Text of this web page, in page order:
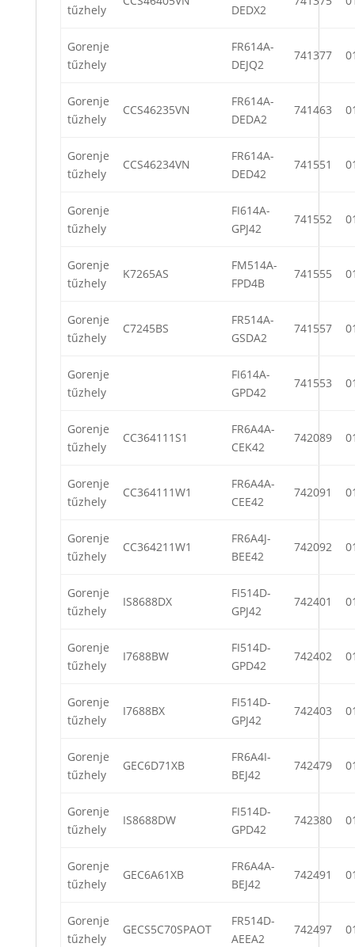
tűzhely DEDX2
Gorenje
tűzhely
FR614A-
DEJQ2
741377
Gorenje
tűzhely
CCS46235VN
FR614A-
DEDA2
741463
Gorenje
tűzhely
CCS46234VN
FR614A-
DED42
741551
Gorenje
tűzhely
FI614A-
GPJ42
741552
Gorenje
tűzhely
K7265AS
FM514A-
FPD4B
741555
Gorenje
tűzhely
C7245BS
FR514A-
GSDA2
741557
Gorenje
tűzhely
FI614A-
GPD42
741553
Gorenje
tűzhely
CC364111S1
FR6A4A-
CEK42
742089
Gorenje
tűzhely
CC364111W1
FR6A4A-
CEE42
742091
Gorenje
tűzhely
CC364211W1
FR6A4J-
BEE42
742092
Gorenje
tűzhely
IS8688DX
FI514D-
GPJ42
742401
Gorenje
tűzhely
I7688BW
FI514D-
GPD42
742402
Gorenje
tűzhely
I7688BX
FI514D-
GPJ42
742403
Gorenje
tűzhely
GEC6D71XB
FR6A4I-
BEJ42
742479
Gorenje
tűzhely
IS8688DW
FI514D-
GPD42
742380
Gorenje
tűzhely
GEC6A61XB
FR6A4A-
BEJ42
742491
Gorenje
tűzhely
GECS5C70SPAOT
FR514D-
AEEA2
742497